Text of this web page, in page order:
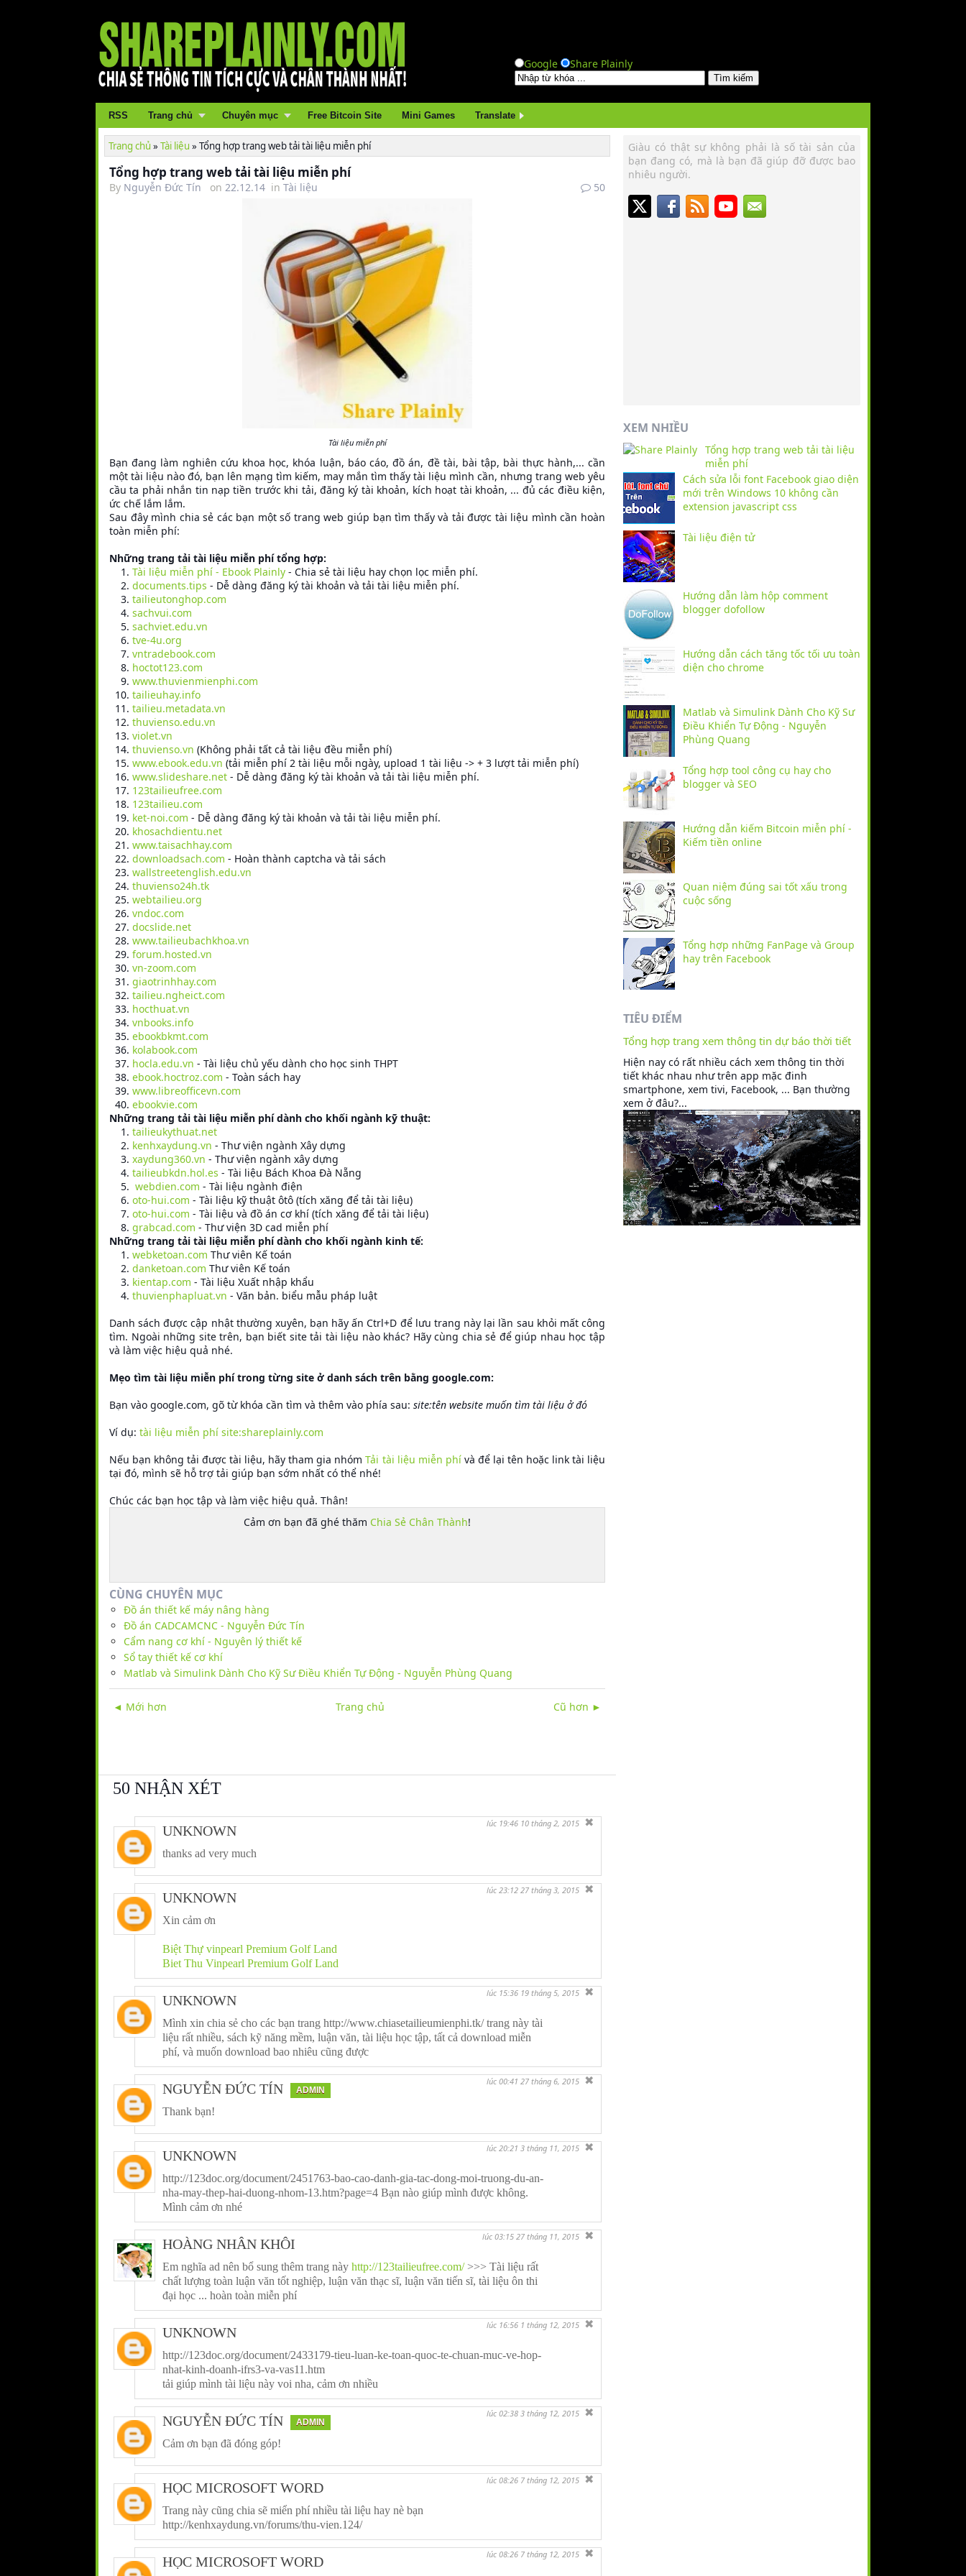
Google Share Plainly
RSS Trang chủ Chuyên mục Free Bitcoin Site Mini Games Translate
Trang chủ »Tài liệu »Tổng hợp trang web tải tài liệu miễn phí
Tổng hợp trang web tải tài liệu miễn phí
By Nguyễn Đức Tín on22.12.14 inTài liệu 50
Tài liệu miễn phí
Bạn đang làm nghiên cứu khoa học, khóa luận, báo cáo, đồ án, đề tài, bài tập, bài thực hành,... cần
một tài liệu nào đó, bạn lên mạng tìm kiếm, may mắn tìm thấy tài liệu mình cần, nhưng trang web yêu
cầu ta phải nhắn tin nạp tiền trước khi tải, đăng ký tài khoản, kích hoạt tài khoản, ... đủ các điều kiện,
ức chế lắm lắm.
Sau đây mình chia sẻ các bạn một số trang web giúp bạn tìm thấy và tải được tài liệu mình cần hoàn
toàn miễn phí:
Những trang tải tài liệu miễn phí tổng hợp:
Tài liệu miễn phí - Ebook Plainly - Chia sẻ tài liệu hay chọn lọc miễn phí.
documents.tips - Dễ dàng đăng ký tài khoản và tải tài liệu miễn phí.
tailieutonghop.com
sachvui.com
sachviet.edu.vn
tve-4u.org
vntradebook.com
hoctot123.com
www.thuvienmienphi.com
tailieuhay.info
tailieu.metadata.vn
thuvienso.edu.vn
violet.vn
thuvienso.vn (Không phải tất cả tài liệu đều miễn phí)
www.ebook.edu.vn (tải miễn phí 2 tài liệu mỗi ngày, upload 1 tài liệu -> + 3 lượt tải miễn phí)
www.slideshare.net - Dễ dàng đăng ký tài khoản và tải tài liệu miễn phí.
123tailieufree.com
123tailieu.com
ket-noi.com - Dễ dàng đăng ký tài khoản và tải tài liệu miễn phí.
khosachdientu.net
www.taisachhay.com
downloadsach.com - Hoàn thành captcha và tải sách
wallstreetenglish.edu.vn
thuvienso24h.tk
webtailieu.org
vndoc.com
docslide.net
www.tailieubachkhoa.vn
forum.hosted.vn
vn-zoom.com
giaotrinhhay.com
tailieu.ngheict.com
hocthuat.vn
vnbooks.info
ebookbkmt.com
kolabook.com
hocla.edu.vn - Tài liệu chủ yếu dành cho học sinh THPT
ebook.hoctroz.com - Toàn sách hay
www.libreofficevn.com
ebookvie.com
Những trang tải tài liệu miễn phí dành cho khối ngành kỹ thuật:
tailieukythuat.net
kenhxaydung.vn - Thư viện ngành Xây dựng
xaydung360.vn - Thư viện ngành xây dựng
tailieubkdn.hol.es - Tài liệu Bách Khoa Đà Nẵng
webdien.com - Tài liệu ngành điện
oto-hui.com - Tài liệu kỹ thuật ôtô (tích xăng để tải tài liệu)
oto-hui.com - Tài liệu và đồ án cơ khí (tích xăng để tải tài liệu)
grabcad.com - Thư viện 3D cad miễn phí
Những trang tải tài liệu miễn phí dành cho khối ngành kinh tế:
webketoan.com Thư viên Kế toán
danketoan.com Thư viên Kế toán
kientap.com - Tài liệu Xuất nhập khẩu
thuvienphapluat.vn - Văn bản. biểu mẫu pháp luật
Danh sách được cập nhật thường xuyên, bạn hãy ấn Ctrl+D để lưu trang này lại lần sau khỏi mất công
tìm. Ngoài những site trên, bạn biết site tải tài liệu nào khác? Hãy cùng chia sẻ để giúp nhau học tập
và làm việc hiệu quả nhé.
Mẹo tìm tài liệu miễn phí trong từng site ở danh sách trên bằng google.com:
Bạn vào google.com, gõ từ khóa cần tìm và thêm vào phía sau: site:tên website muốn tìm tài liệu ở đó
Ví dụ: tài liệu miễn phí site:shareplainly.com
Nếu bạn không tải được tài liệu, hãy tham gia nhómTải tài liệu miễn phívà để lại tên hoặc link tài liệu
tại đó, mình sẽ hỗ trợ tải giúp bạn sớm nhất có thể nhé!
Chúc các bạn học tập và làm việc hiệu quả. Thân!
Cảm ơn bạn đã ghé thăm Chia Sẻ Chân Thành!
CÙNG CHUYÊN MỤC
Đồ án thiết kế máy nâng hàng
Đồ án CADCAMCNC - Nguyễn Đức Tín
Cẩm nang cơ khí - Nguyên lý thiết kế
Sổ tay thiết kế cơ khí
Matlab và Simulink Dành Cho Kỹ Sư Điều Khiển Tự Động - Nguyễn Phùng Quang
◄ Mới hơn Cũ hơn ►
Trang chủ
50 NHẬN XÉT
UNKNOWN lúc 19:46 10 tháng 2, 2015 ✖
thanks ad very much
UNKNOWN lúc 23:12 27 tháng 3, 2015 ✖
Xin cảm ơn
Biệt Thự vinpearl Premium Golf Land
Biet Thu Vinpearl Premium Golf Land
UNKNOWN lúc 15:36 19 tháng 5, 2015 ✖
Mình xin chia sẻ cho các bạn trang http://www.chiasetailieumienphi.tk/ trang này tài
liệu rất nhiều, sách kỹ năng mềm, luận văn, tài liệu học tập, tất cả download miễn
phí, và muốn download bao nhiêu cũng được
NGUYỄN ĐỨC TÍN ADMIN
lúc 00:41 27 tháng 6, 2015 ✖
Thank bạn!
UNKNOWN lúc 20:21 3 tháng 11, 2015 ✖
http://123doc.org/document/2451763-bao-cao-danh-gia-tac-dong-moi-truong-du-an-
nha-may-thep-hai-duong-nhom-13.htm?page=4 Bạn nào giúp mình được không.
Mình cảm ơn nhé
HOÀNG NHÂN KHÔI lúc 03:15 27 tháng 11, 2015 ✖
Em nghĩa ad nên bổ sung thêm trang này http://123tailieufree.com/>>> Tài liệu rất
chất lượng toàn luận văn tốt nghiệp, luận văn thạc sĩ, luận văn tiến sĩ, tài liệu ôn thi
đại học ... hoàn toàn miễn phí
UNKNOWN lúc 16:56 1 tháng 12, 2015 ✖
http://123doc.org/document/2433179-tieu-luan-ke-toan-quoc-te-chuan-muc-ve-hop-
nhat-kinh-doanh-ifrs3-va-vas11.htm
tải giúp mình tài liệu này voi nha, cảm ơn nhiều
NGUYỄN ĐỨC TÍN ADMIN
lúc 02:38 3 tháng 12, 2015 ✖
Cảm ơn bạn đã đóng góp!
HỌC MICROSOFT WORD lúc 08:26 7 tháng 12, 2015 ✖
Trang này cũng chia sẽ miển phí nhiều tài liệu hay nè bạn
http://kenhxaydung.vn/forums/thu-vien.124/
HỌC MICROSOFT WORD lúc 08:26 7 tháng 12, 2015 ✖
Giàu có thật sự không phải là số tài sản của
bạn đang có, mà là bạn đã giúp đỡ được bao
nhiêu người.
XEM NHIỀU
Tổng hợp trang web tải tài liệu
miễn phí
Cách sửa lỗi font Facebook giao diện
mới trên Windows 10 không cần
extension javascript css
Tài liệu điện tử
Hướng dẫn làm hộp comment
blogger dofollow
Hướng dẫn cách tăng tốc tối ưu toàn
diện cho chrome
Matlab và Simulink Dành Cho Kỹ Sư
Điều Khiển Tự Động - Nguyễn
Phùng Quang
Tổng hợp tool công cụ hay cho
blogger và SEO
Hướng dẫn kiếm Bitcoin miễn phí -
Kiếm tiền online
Quan niệm đúng sai tốt xấu trong
cuộc sống
Tổng hợp những FanPage và Group
hay trên Facebook
TIÊU ĐIỂM
Tổng hợp trang xem thông tin dự báo thời tiết
Hiện nay có rất nhiều cách xem thông tin thời
tiết khác nhau như trên app mặc đinh
smartphone, xem tivi, Facebook, ... Bạn thường
xem ở đâu?...